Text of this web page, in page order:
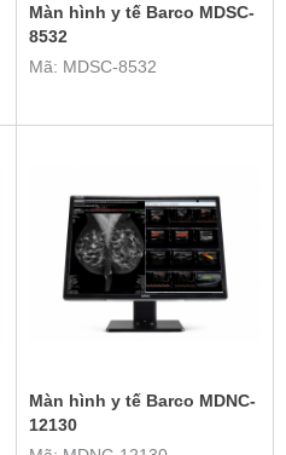
Màn hình y tế Barco MDSC-
8532
Mã: MDSC-8532
Màn hình y tế Barco MDNC-
12130